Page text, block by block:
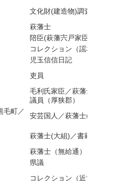
文化財(建造物)調査関係資料
萩藩士
陪臣(萩藩宍戸家臣)
コレクション（謡本）
児玉信信日記
吏員
毛利氏家臣／萩藩士（大組
議員（厚狭郡）
毛町／
安芸国人／萩藩士(一門)
萩藩士(大組)／書籍
萩藩士（無給通）
県議
コレクション（近世文書）